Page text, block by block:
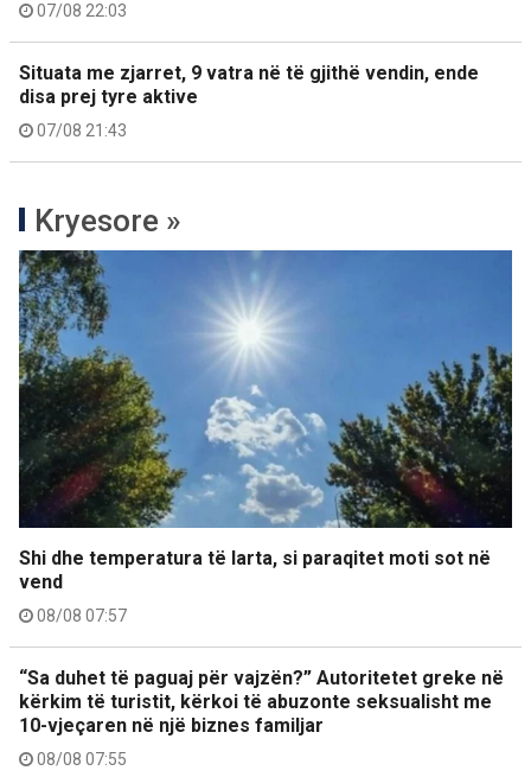
07/08 22:03
Situata me zjarret, 9 vatra në të gjithë vendin, ende
disa prej tyre aktive
07/08 21:43
Kryesore »
Shi dhe temperatura të larta, si paraqitet moti sot në
vend
08/08 07:57
“Sa duhet të paguaj për vajzën?” Autoritetet greke në
kërkim të turistit, kërkoi të abuzonte seksualisht me
10-vjeçaren në një biznes familjar
08/08 07:55